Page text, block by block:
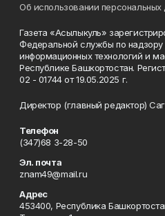
Об использовании персональных
Газета «Асылыкуль»
Федеральной службы по
информационных технологий и
Республике Башкортостан.
02 - 01744 от 19.05.2025 г.
Директор (главный редактор)
Телефон
(347)68 3-28-50
Эл. почта
znam49@mail.ru
Адрес
453400, Республика